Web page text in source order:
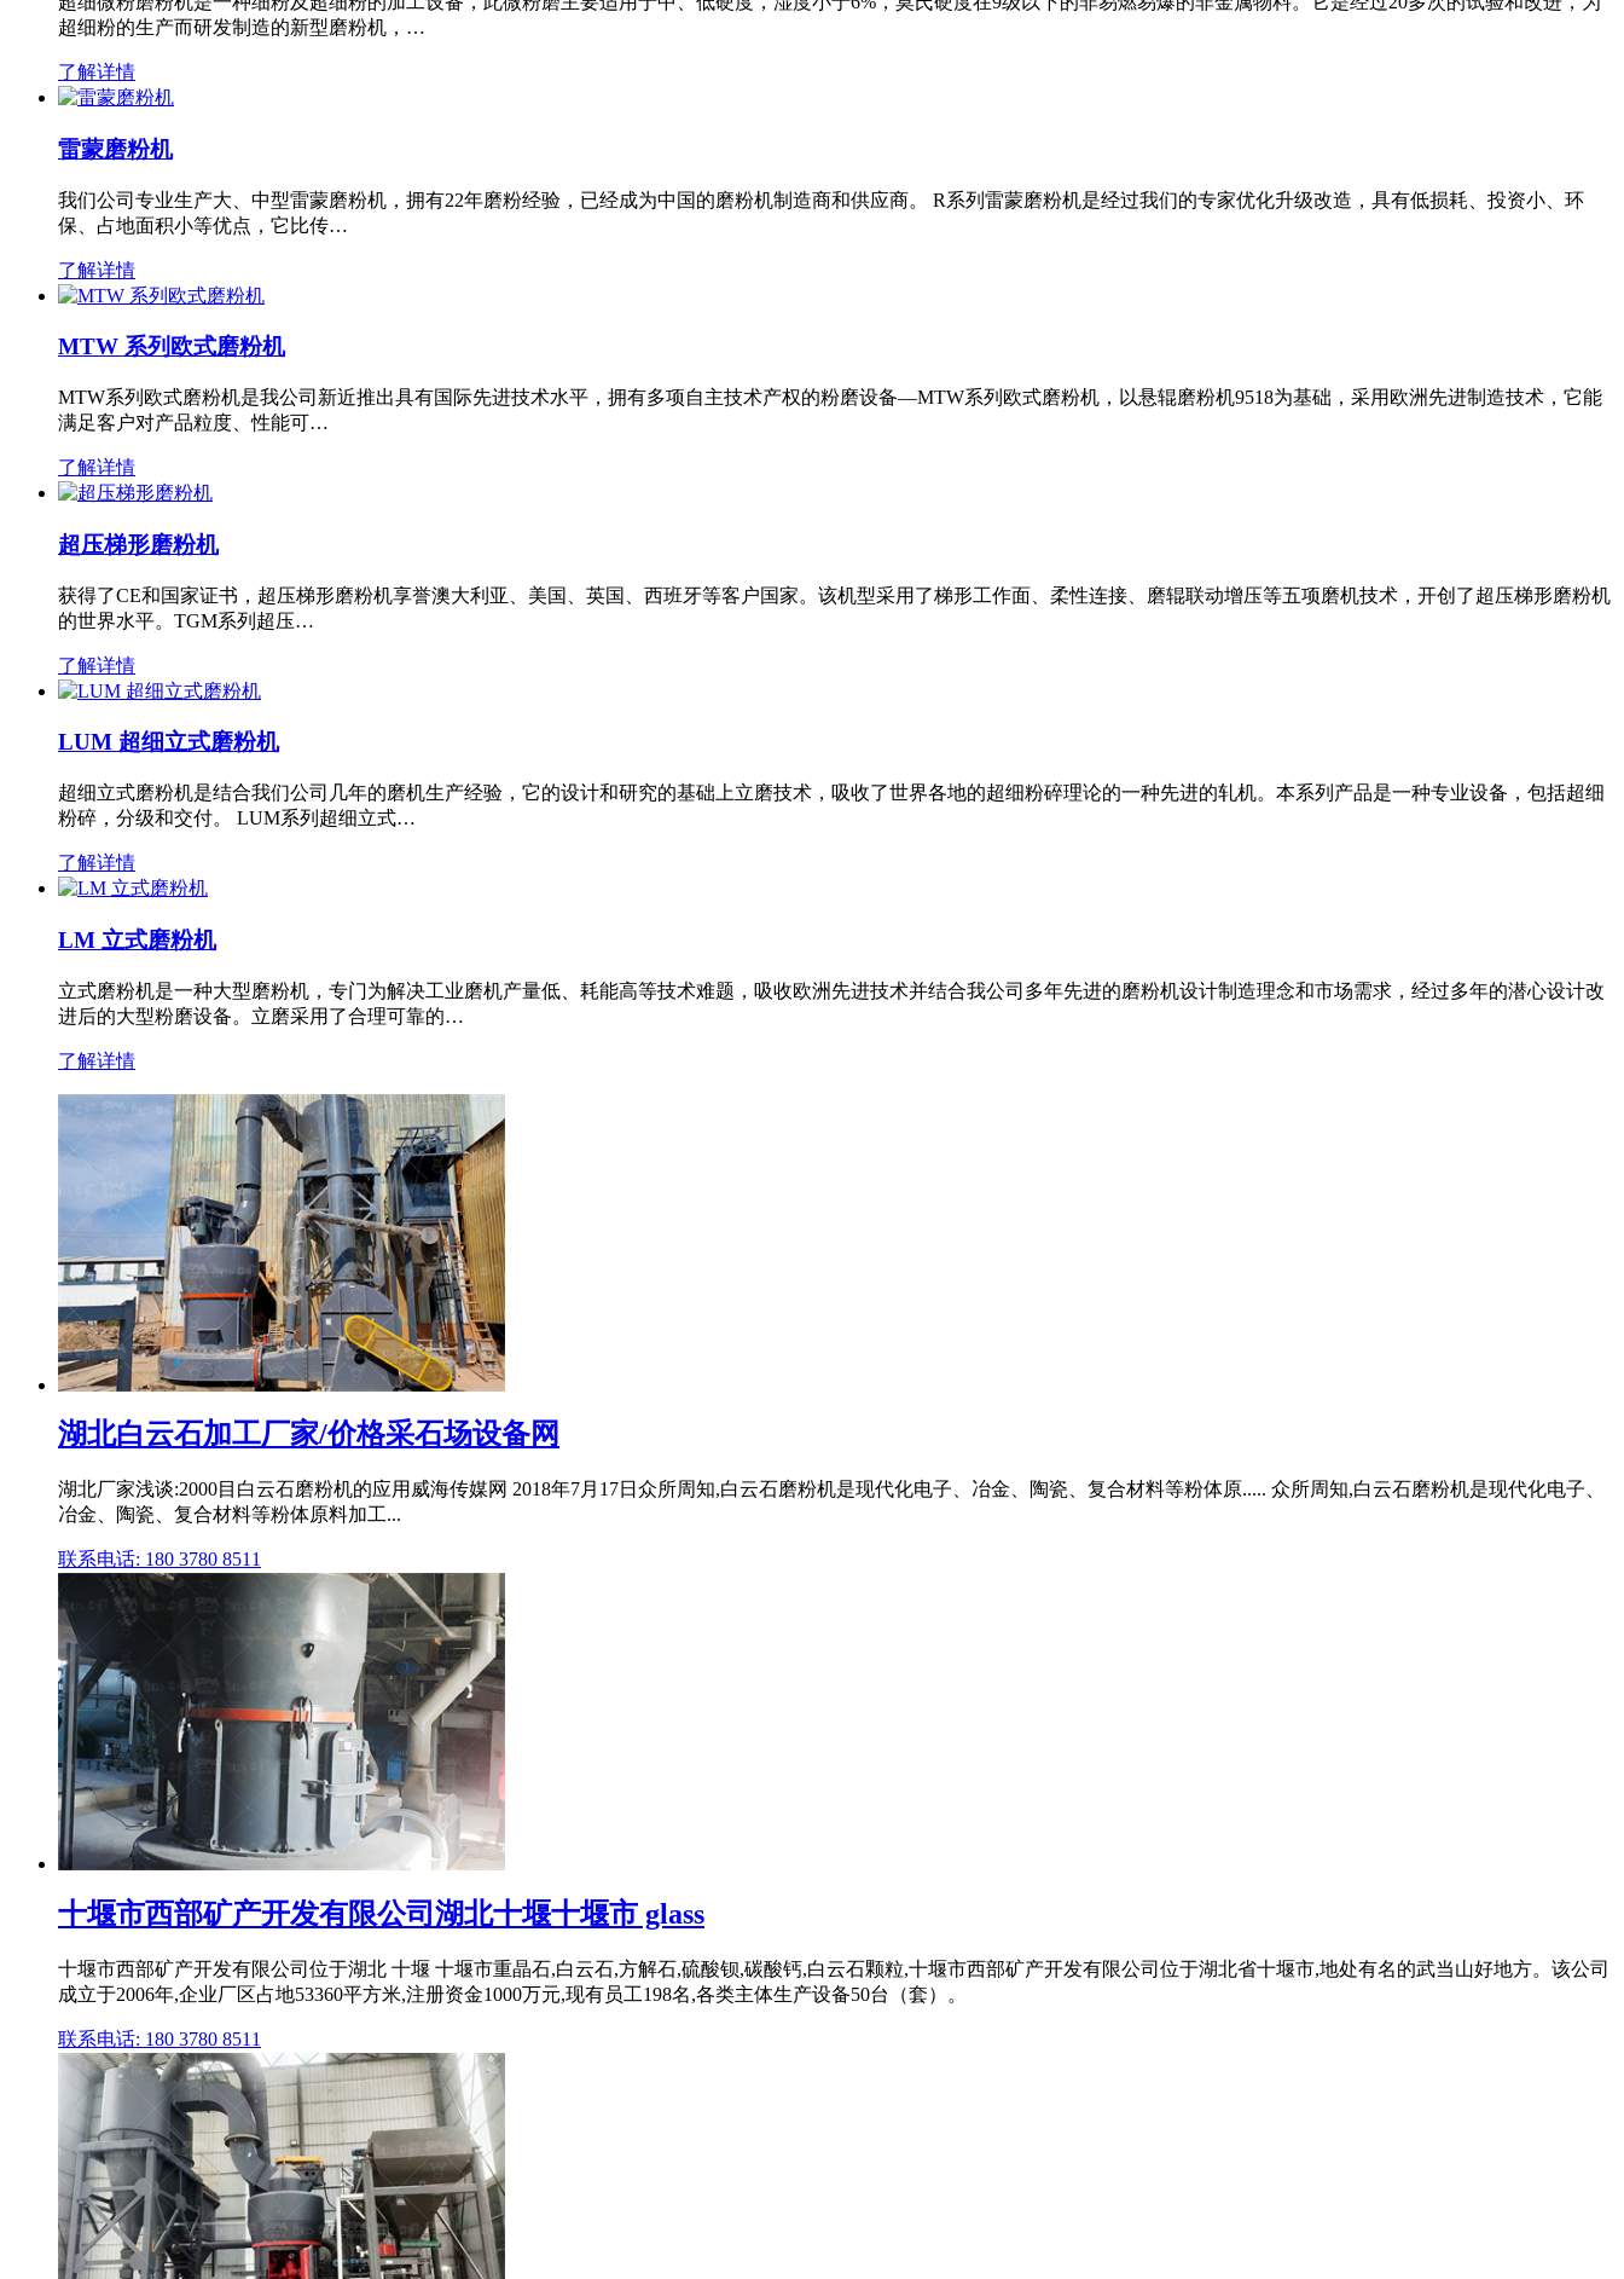
超细粉的生产而研发制造的新型磨粉机，…
了解详情
雷蒙磨粉机
我们公司专业生产大、中型雷蒙磨粉机，拥有22年磨粉经验，已经成为中国的磨粉机制造商和供应商。 R系列雷蒙磨粉机是经过我们的专家优化升级改造，具有低损耗、投资小、环
保、占地面积小等优点，它比传…
了解详情
MTW 系列欧式磨粉机
MTW系列欧式磨粉机是我公司新近推出具有国际先进技术水平，拥有多项自主技术产权的粉磨设备—MTW系列欧式磨粉机，以悬辊磨粉机9518为基础，采用欧洲先进制造技术，它能
满足客户对产品粒度、性能可…
了解详情
超压梯形磨粉机
获得了CE和国家证书，超压梯形磨粉机享誉澳大利亚、美国、英国、西班牙等客户国家。该机型采用了梯形工作面、柔性连接、磨辊联动增压等五项磨机技术，开创了超压梯形磨粉机
的世界水平。TGM系列超压…
了解详情
LUM 超细立式磨粉机
超细立式磨粉机是结合我们公司几年的磨机生产经验，它的设计和研究的基础上立磨技术，吸收了世界各地的超细粉碎理论的一种先进的轧机。本系列产品是一种专业设备，包括超细
粉碎，分级和交付。 LUM系列超细立式…
了解详情
LM 立式磨粉机
立式磨粉机是一种大型磨粉机，专门为解决工业磨机产量低、耗能高等技术难题，吸收欧洲先进技术并结合我公司多年先进的磨粉机设计制造理念和市场需求，经过多年的潜心设计改
进后的大型粉磨设备。立磨采用了合理可靠的…
了解详情
湖北白云石加工厂家/价格采石场设备网
湖北厂家浅谈:2000目白云石磨粉机的应用威海传媒网 2018年7月17日众所周知,白云石磨粉机是现代化电子、冶金、陶瓷、复合材料等粉体原..... 众所周知,白云石磨粉机是现代化电子、
冶金、陶瓷、复合材料等粉体原料加工...
联系电话: 180 3780 8511
十堰市西部矿产开发有限公司湖北十堰十堰市 glass
十堰市西部矿产开发有限公司位于湖北 十堰 十堰市重晶石,白云石,方解石,硫酸钡,碳酸钙,白云石颗粒,十堰市西部矿产开发有限公司位于湖北省十堰市,地处有名的武当山好地方。该公司
成立于2006年,企业厂区占地53360平方米,注册资金1000万元,现有员工198名,各类主体生产设备50台（套）。
联系电话: 180 3780 8511